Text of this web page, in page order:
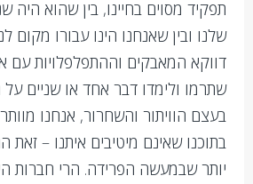
תפקיד מסוים בחיינו, בין שהוא היה
שלנו ובין שאנחנו הינו עבורו מקום
דווקא המאבקים וההתפלפלויות עם
שתרמו ולימדו דבר אחד או שניים על
בעצם הוויתור והשחרור, אנחנו
בתוכנו שאינם מיטיבים איתנו –
יותר שבמעשה הפרידה. הרי חברות